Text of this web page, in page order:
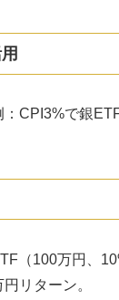
：CPI3%で銀
（100万円、
リターン。